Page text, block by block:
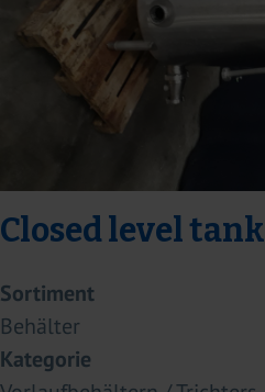
Closed level tank
Sortiment
Behälter
Kategorie